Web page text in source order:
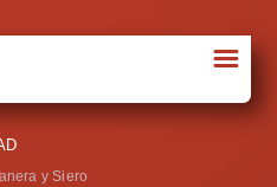
☰
y Siero